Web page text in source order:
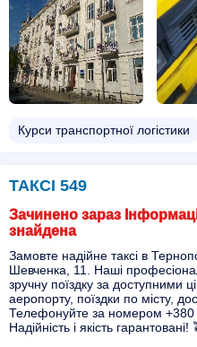
Курси транспортної логістики
ТАКСІ 549
Зачинено зараз
знайдена
Замовте надійне таксі в
Шевченка, 11. Наші
зручну поїздку за доступними
аеропорту, поїздки по місту,
Телефонуйте за номером +380
Надійність і якість гарантовані!